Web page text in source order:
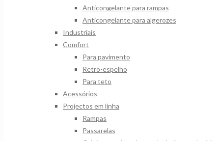
Anticongelante para rampas
Anticongelante para algerozes
Industriais
Comfort
Para pavimento
Retro-espelho
Para teto
Acessórios
Projectos em linha
Rampas
Passarelas